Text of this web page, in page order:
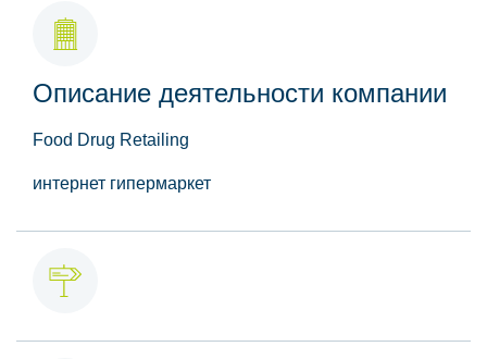
Описание деятельности компании
Food Drug Retailing
интернет гипермаркет